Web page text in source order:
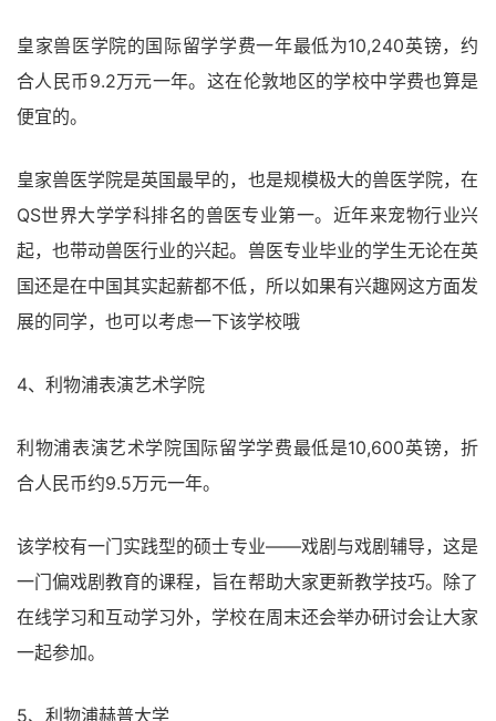
皇家兽医学院的国际留学学费一年最低为10,240英镑，约
合人民币9.2万元一年。这在伦敦地区的学校中学费也算是
便宜的。
皇家兽医学院是英国最早的，也是规模极大的兽医学院，在
QS世界大学学科排名的兽医专业第一。近年来宠物行业兴
起，也带动兽医行业的兴起。兽医专业毕业的学生无论在英
国还是在中国其实起薪都不低，所以如果有兴趣网这方面发
展的同学，也可以考虑一下该学校哦
4、利物浦表演艺术学院
利物浦表演艺术学院国际留学学费最低是10,600英镑，折
合人民币约9.5万元一年。
该学校有一门实践型的硕士专业――戏剧与戏剧辅导，这是
一门偏戏剧教育的课程，旨在帮助大家更新教学技巧。除了
在线学习和互动学习外，学校在周末还会举办研讨会让大家
一起参加。
5、利物浦赫普大学